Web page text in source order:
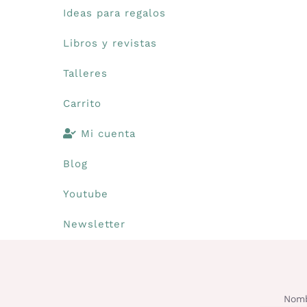
Ideas para regalos
Libros y revistas
Talleres
Carrito
Mi cuenta
Blog
Youtube
Newsletter